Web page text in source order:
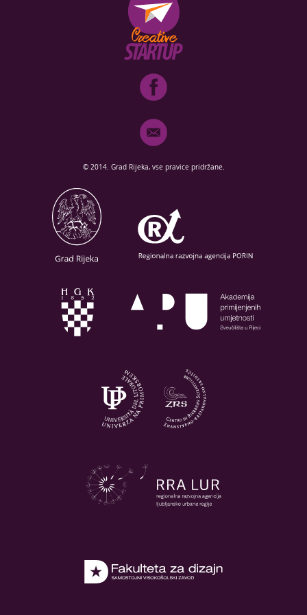
© 2014. Grad Rijeka, vse pravice pridržane.